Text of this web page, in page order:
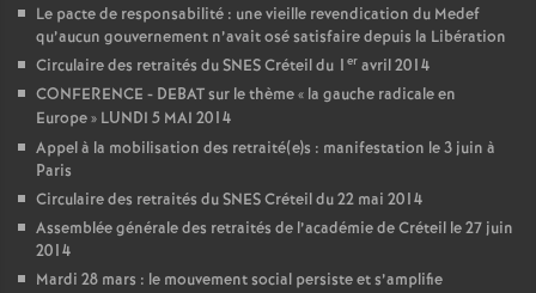
Le pacte de responsabilité : une vieille revendication du Medef
qu’aucun gouvernement n’avait osé satisfaire depuis la Libération
Circulaire des retraités duSNESCréteil du 1 er avril 2014
CONFERENCE - DEBATsur le thème « la gauche radicale en
Europe» LUNDI 5 MAI 2014
Appel à la mobilisation des retraité(e)s : manifestation le 3 juin à
Paris
Circulaire des retraités duSNESCréteil du 22 mai 2014
Assemblée générale des retraités de l’académie de Créteil le 27 juin
2014
Mardi 28 mars : le mouvement social persiste et s’amplifie